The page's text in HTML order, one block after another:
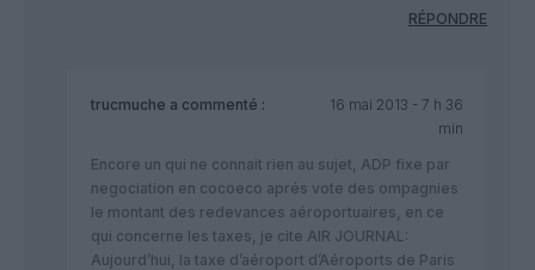
RÉPONDRE
trucmuche a commenté :
16 mai 2013 - 7 h 36
min
Encore un qui ne connait rien au sujet, ADP fixe par
negociation en cocoeco aprés vote des ompagnies
le montant des redevances aéroportuaires, en ce
qui concerne les taxes, je cite AIR JOURNAL:
Aujourd’hui, la taxe d’aéroport d’Aéroports de Paris